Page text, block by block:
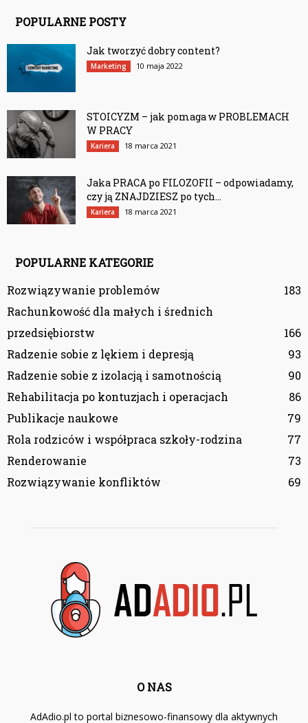
POPULARNE POSTY
Jak tworzyć dobry content?
Marketing 10 maja 2022
STOICYZM – jak pomaga w PROBLEMACH
W PRACY
Kariera 18 marca 2021
Jaka PRACA po FILOZOFII – odpowiadamy,
czy ją ZNAJDZIESZ po tych...
Kariera 18 marca 2021
POPULARNE KATEGORIE
Rozwiązywanie problemów
183
Rachunkowość dla małych i średnich
przedsiębiorstw
166
Radzenie sobie z lękiem i depresją
93
Radzenie sobie z izolacją i samotnością
90
Rehabilitacja po kontuzjach i operacjach
86
Publikacje naukowe
79
Rola rodziców i współpraca szkoły-rodzina
77
Renderowanie
73
Rozwiązywanie konfliktów
69
O NAS
AdAdio.pl to portal biznesowo-finansowy dla aktywnych